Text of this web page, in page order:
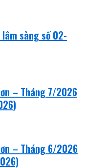
sàng số 02-
– Tháng 7/2026
– Tháng 6/2026